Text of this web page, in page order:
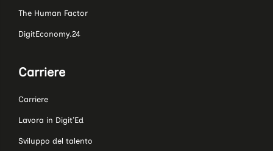
The Human Factor
DigitEconomy.24
Carriere
Carriere
Lavora in Digit’Ed
Sviluppo del talento